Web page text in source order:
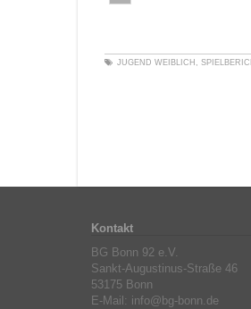
JUGEND WEIBLICH ,
Kontakt
BG Bonn 92 e.V.
Sankt-Augustinus-Straße 46
53175 Bonn
E-Mail: info@bg-bonn.de